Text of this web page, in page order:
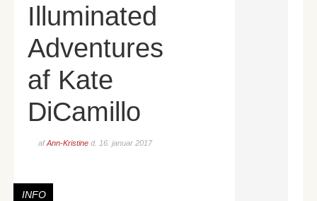
Illuminated
Adventures
af Kate
DiCamillo
afAnn-Kristine d. 16. januar 2017
INFO